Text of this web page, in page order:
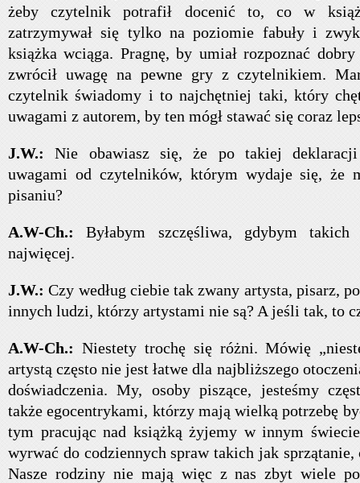
żeby czytelnik potrafił docenić to, co w
zatrzymywał się tylko na poziomie fabuły i
książka wciąga. Pragnę, by umiał rozpoznać
zwrócił uwagę na pewne gry z czytelnikiem.
czytelnik świadomy i to najchętniej taki, który
uwagami z autorem, by ten mógł stawać się coraz
J.W.:Nie obawiasz się, że po takiej deklaracji
uwagami od czytelników, którym wydaje się, że
pisaniu?
A.W-Ch.:Byłabym szczęśliwa, gdybym takich
najwięcej.
J.W.:Czy według ciebie tak zwany artysta, pisarz,
innych ludzi, którzy artystami nie są? A jeśli tak, to
A.W-Ch.: Niestety trochę się różni. Mówię
artystą często nie jest łatwe dla najbliższego
doświadczenia. My, osoby piszące, jesteśmy
także egocentrykami, którzy mają wielką potrzebę
tym pracując nad książką żyjemy w innym
wyrwać do codziennych spraw takich jak
Nasze rodziny nie mają więc z nas zbyt wiele